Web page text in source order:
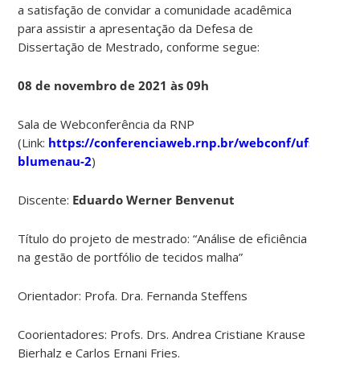
a satisfação de convidar a comunidade acadêmica
para assistir a apresentação da Defesa de
Dissertação de Mestrado, conforme segue:
08 de novembro de 2021 às 09h
Sala de Webconferência da RNP
(Link: https://conferenciaweb.rnp.br/webconf/ufsc-
blumenau-2)
Discente: Eduardo Werner Benvenut
Título do projeto de mestrado: “Análise de eficiência
na gestão de portfólio de tecidos malha”
Orientador: Profa. Dra. Fernanda Steffens
Coorientadores: Profs. Drs. Andrea Cristiane Krause
Bierhalz e Carlos Ernani Fries.